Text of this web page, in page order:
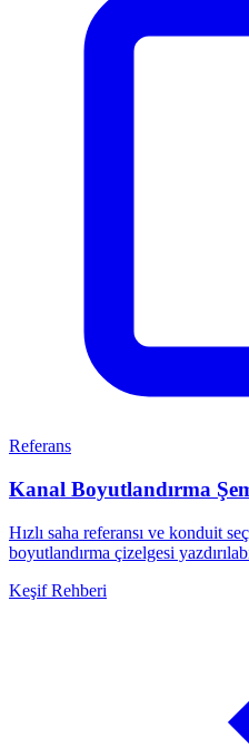
Referans
Kanal Boyutlandırma
Hızlı saha referansı ve konduit
boyutlandırma çizelgesi
Keşif Rehberi